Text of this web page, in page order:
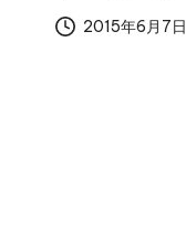
2015年6月7日